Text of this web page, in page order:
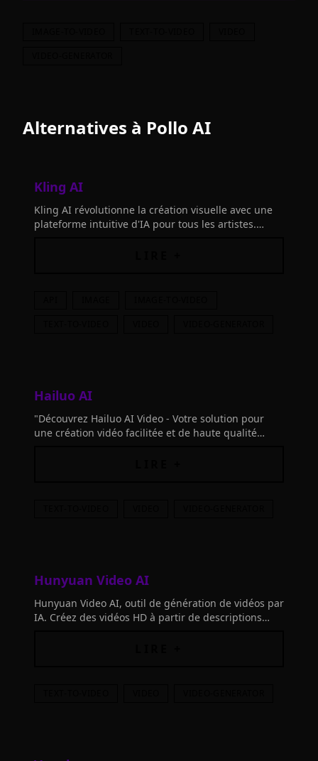
Alternatives à Pollo AI
Kling AI
Kling AI révolutionne la création visuelle avec une
plateforme intuitive d'IA pour tous les artistes.
Hailuo AI
"Découvrez Hailuo AI Video - Votre solution pour
une création vidéo facilitée et de haute qualité
Hunyuan Video AI
Hunyuan Video AI, outil de génération de vidéos par
IA. Créez des vidéos HD à partir de descriptions